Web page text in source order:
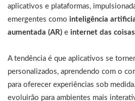
aplicativos e plataformas,
emergentes como inteligência
aumentada (AR) e internet das coisas
A tendência é que aplicativos se
personalizados, aprendendo com o
para oferecer experiências sob
evoluirão para ambientes mais